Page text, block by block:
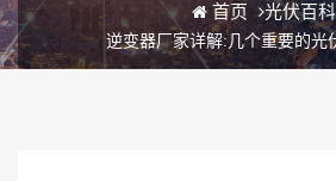
首页 光伏百科
逆变器厂家详解:几个重要的光